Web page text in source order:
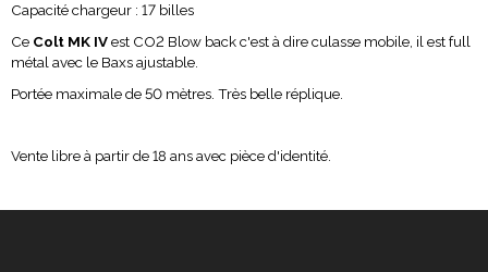
Capacité chargeur : 17 billes
Ce Colt MK IVest CO2 Blow back c'est à dire culasse mobile, il est full
métal avec le Baxs ajustable.
Portée maximale de 50 mètres. Très belle réplique.
Vente libre à partir de 18 ans avec pièce d'identité.